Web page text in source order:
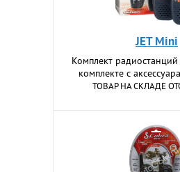
JET Mini
Комплект
комплекте с
ТОВАР НА СКЛАДЕ